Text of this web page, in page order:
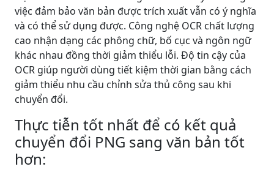
việc đảm bảo văn bản được trích xuất vẫn có ý nghĩa
và có thể sử dụng được. Công nghệ OCR chất lượng
cao nhận dạng các phông chữ, bố cục và ngôn ngữ
khác nhau đồng thời giảm thiểu lỗi. Độ tin cậy của
OCR giúp người dùng tiết kiệm thời gian bằng cách
giảm thiểu nhu cầu chỉnh sửa thủ công sau khi
chuyển đổi.
Thực tiễn tốt nhất để có kết quả
chuyển đổi PNG sang văn bản tốt
hơn: